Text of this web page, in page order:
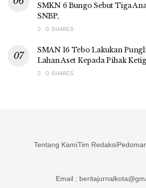
SMKN 6 Bungo Sebut Tiga
SNBP,
0 SHARES
SMAN 16 Tebo Lakukan
Lahan Aset Kepada Pihak
0 SHARES
Tentang KamiTim Redaksi
Email :